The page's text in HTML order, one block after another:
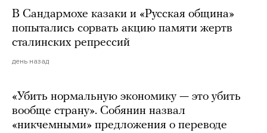
В Сандармохе казаки и «Русская община»
попытались сорвать акцию памяти жертв
сталинских репрессий
день назад
«Убить нормальную экономику — это убить
вообще страну». Собянин назвал
«никчемными» предложения о переводе